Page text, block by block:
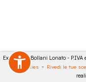
Expert City Bollani Lonato - P.IVA
Cookies - Rivedi le tue